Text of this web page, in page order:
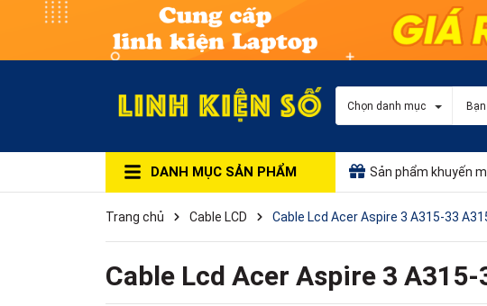
Chọn danh mục
DANH MỤC SẢN PHẨM Sản phẩm khuyến
Trang chủ Cable LCD Cable Lcd Acer Aspire 3 A315-33
Cable Lcd Acer Aspire 3